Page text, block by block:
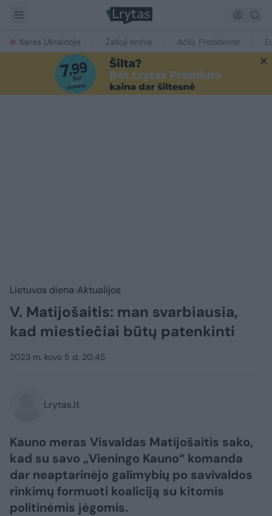
Karas Ukrainoje Žalioji erdvė Ačiū, Prezidente
Lietuvos diena Aktualijos
V. Matijošaitis: man svarbiausia,
kad miestiečiai būtų patenkinti
2023 m. kovo 5 d. 20:45
Lrytas.lt
Kauno meras Visvaldas Matijošaitis sako,
kad su savo „Vieningo Kauno“ komanda
dar neaptarinėjo galimybių po savivaldos
rinkimų formuoti koaliciją su kitomis
politinėmis jėgomis.